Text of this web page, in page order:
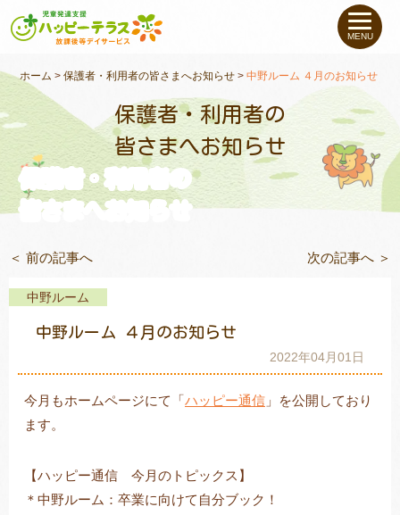
私たちについて
未就学のお子さま（０〜６才）
小学生〜高校生の お子さま
支援事例
教室一覧
トレキング DIDIM
MENU
ホーム >保護者・利用者の皆さまへお知らせ >中野ルーム ４月のお知らせ
保護者・利用者の
皆さまへお知らせ
保護者・利用者の
皆さまへお知らせ
＜ 前の記事へ 次の記事へ ＞
中野ルーム
中野ルーム ４月のお知らせ
2022年04月01日
今月もホームページにて「ハッピー通信 」を公開しており
ます。
【ハッピー通信 今月のトピックス】
＊中野ルーム：卒業に向けて自分ブック！